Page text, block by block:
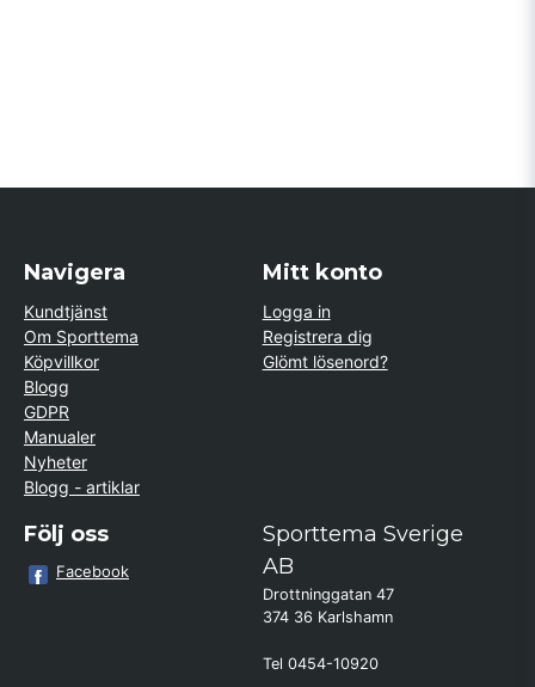
Navigera
Kundtjänst
Om Sporttema
Köpvillkor
Blogg
GDPR
Manualer
Nyheter
Blogg - artiklar
Mitt konto
Logga in
Registrera dig
Glömt lösenord?
Följ oss
Facebook
Sporttema Sverige
AB
Drottninggatan 47
374 36 Karlshamn
Tel 0454-10920